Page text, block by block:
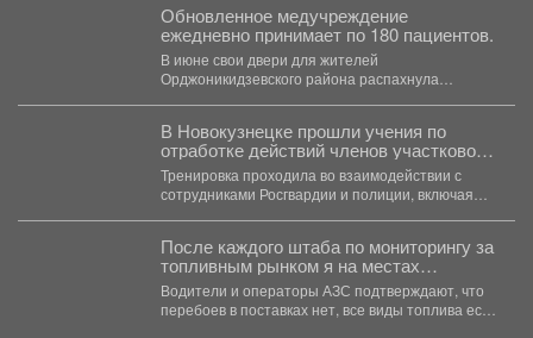
Обновленное медучреждение
ежедневно принимает по 180 пациентов.
В июне свои двери для жителей
Орджоникидзевского района распахнула
В Новокузнецке прошли учения по
отработке действий членов участковой
избирательной комиссии в нештатных
ситуациях на предстоящих выборах.
Тренировка проходила во взаимодействии с
сотрудниками Росгвардии и полиции, включая
После каждого штаба по мониторингу за
топливным рынком я на местах
проверяю, соответствует ли озвученная
информация действительности.
Водители и операторы АЗС подтверждают, что
перебоев в поставках нет, все виды топлива есть